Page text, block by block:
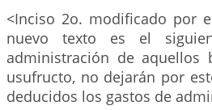
<Inciso 2o. modificado por
nuevo texto es el
administración de
usufructo, no dejarán por
deducidos los gastos de